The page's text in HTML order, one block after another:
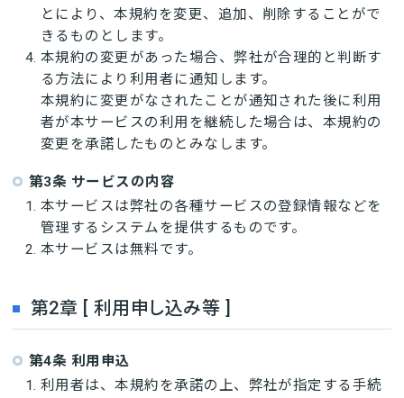
とにより、本規約を変更、追加、削除することがで
きるものとします。
本規約の変更があった場合、弊社が合理的と判断す
る方法により利用者に通知します。
本規約に変更がなされたことが通知された後に利用
者が本サービスの利用を継続した場合は、本規約の
変更を承諾したものとみなします。
第3条 サービスの内容
本サービスは弊社の各種サービスの登録情報などを
管理するシステムを提供するものです。
本サービスは無料です。
第2章 [ 利用申し込み等 ]
第4条 利用申込
利用者は、本規約を承諾の上、弊社が指定する手続